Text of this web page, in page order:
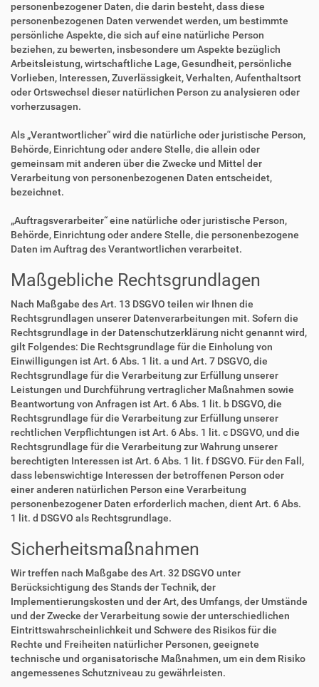
personenbezogener Daten, die darin besteht, dass diese
personenbezogenen Daten verwendet werden, um bestimmte
persönliche Aspekte, die sich auf eine natürliche Person
beziehen, zu bewerten, insbesondere um Aspekte bezüglich
Arbeitsleistung, wirtschaftliche Lage, Gesundheit, persönliche
Vorlieben, Interessen, Zuverlässigkeit, Verhalten, Aufenthaltsort
oder Ortswechsel dieser natürlichen Person zu analysieren oder
vorherzusagen.
Als „Verantwortlicher“ wird die natürliche oder juristische Person,
Behörde, Einrichtung oder andere Stelle, die allein oder
gemeinsam mit anderen über die Zwecke und Mittel der
Verarbeitung von personenbezogenen Daten entscheidet,
bezeichnet.
„Auftragsverarbeiter“ eine natürliche oder juristische Person,
Behörde, Einrichtung oder andere Stelle, die personenbezogene
Daten im Auftrag des Verantwortlichen verarbeitet.
Maßgebliche Rechtsgrundlagen
Nach Maßgabe des Art. 13 DSGVO teilen wir Ihnen die
Rechtsgrundlagen unserer Datenverarbeitungen mit. Sofern die
Rechtsgrundlage in der Datenschutzerklärung nicht genannt wird,
gilt Folgendes: Die Rechtsgrundlage für die Einholung von
Einwilligungen ist Art. 6 Abs. 1 lit. a und Art. 7 DSGVO, die
Rechtsgrundlage für die Verarbeitung zur Erfüllung unserer
Leistungen und Durchführung vertraglicher Maßnahmen sowie
Beantwortung von Anfragen ist Art. 6 Abs. 1 lit. b DSGVO, die
Rechtsgrundlage für die Verarbeitung zur Erfüllung unserer
rechtlichen Verpflichtungen ist Art. 6 Abs. 1 lit. c DSGVO, und die
Rechtsgrundlage für die Verarbeitung zur Wahrung unserer
berechtigten Interessen ist Art. 6 Abs. 1 lit. f DSGVO. Für den Fall,
dass lebenswichtige Interessen der betroffenen Person oder
einer anderen natürlichen Person eine Verarbeitung
personenbezogener Daten erforderlich machen, dient Art. 6 Abs.
1 lit. d DSGVO als Rechtsgrundlage.
Sicherheitsmaßnahmen
Wir treffen nach Maßgabe des Art. 32 DSGVO unter
Berücksichtigung des Stands der Technik, der
Implementierungskosten und der Art, des Umfangs, der Umstände
und der Zwecke der Verarbeitung sowie der unterschiedlichen
Eintrittswahrscheinlichkeit und Schwere des Risikos für die
Rechte und Freiheiten natürlicher Personen, geeignete
technische und organisatorische Maßnahmen, um ein dem Risiko
angemessenes Schutzniveau zu gewährleisten.